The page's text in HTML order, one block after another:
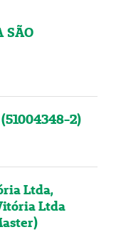
SÃO
2)
Ltda,
Ltda